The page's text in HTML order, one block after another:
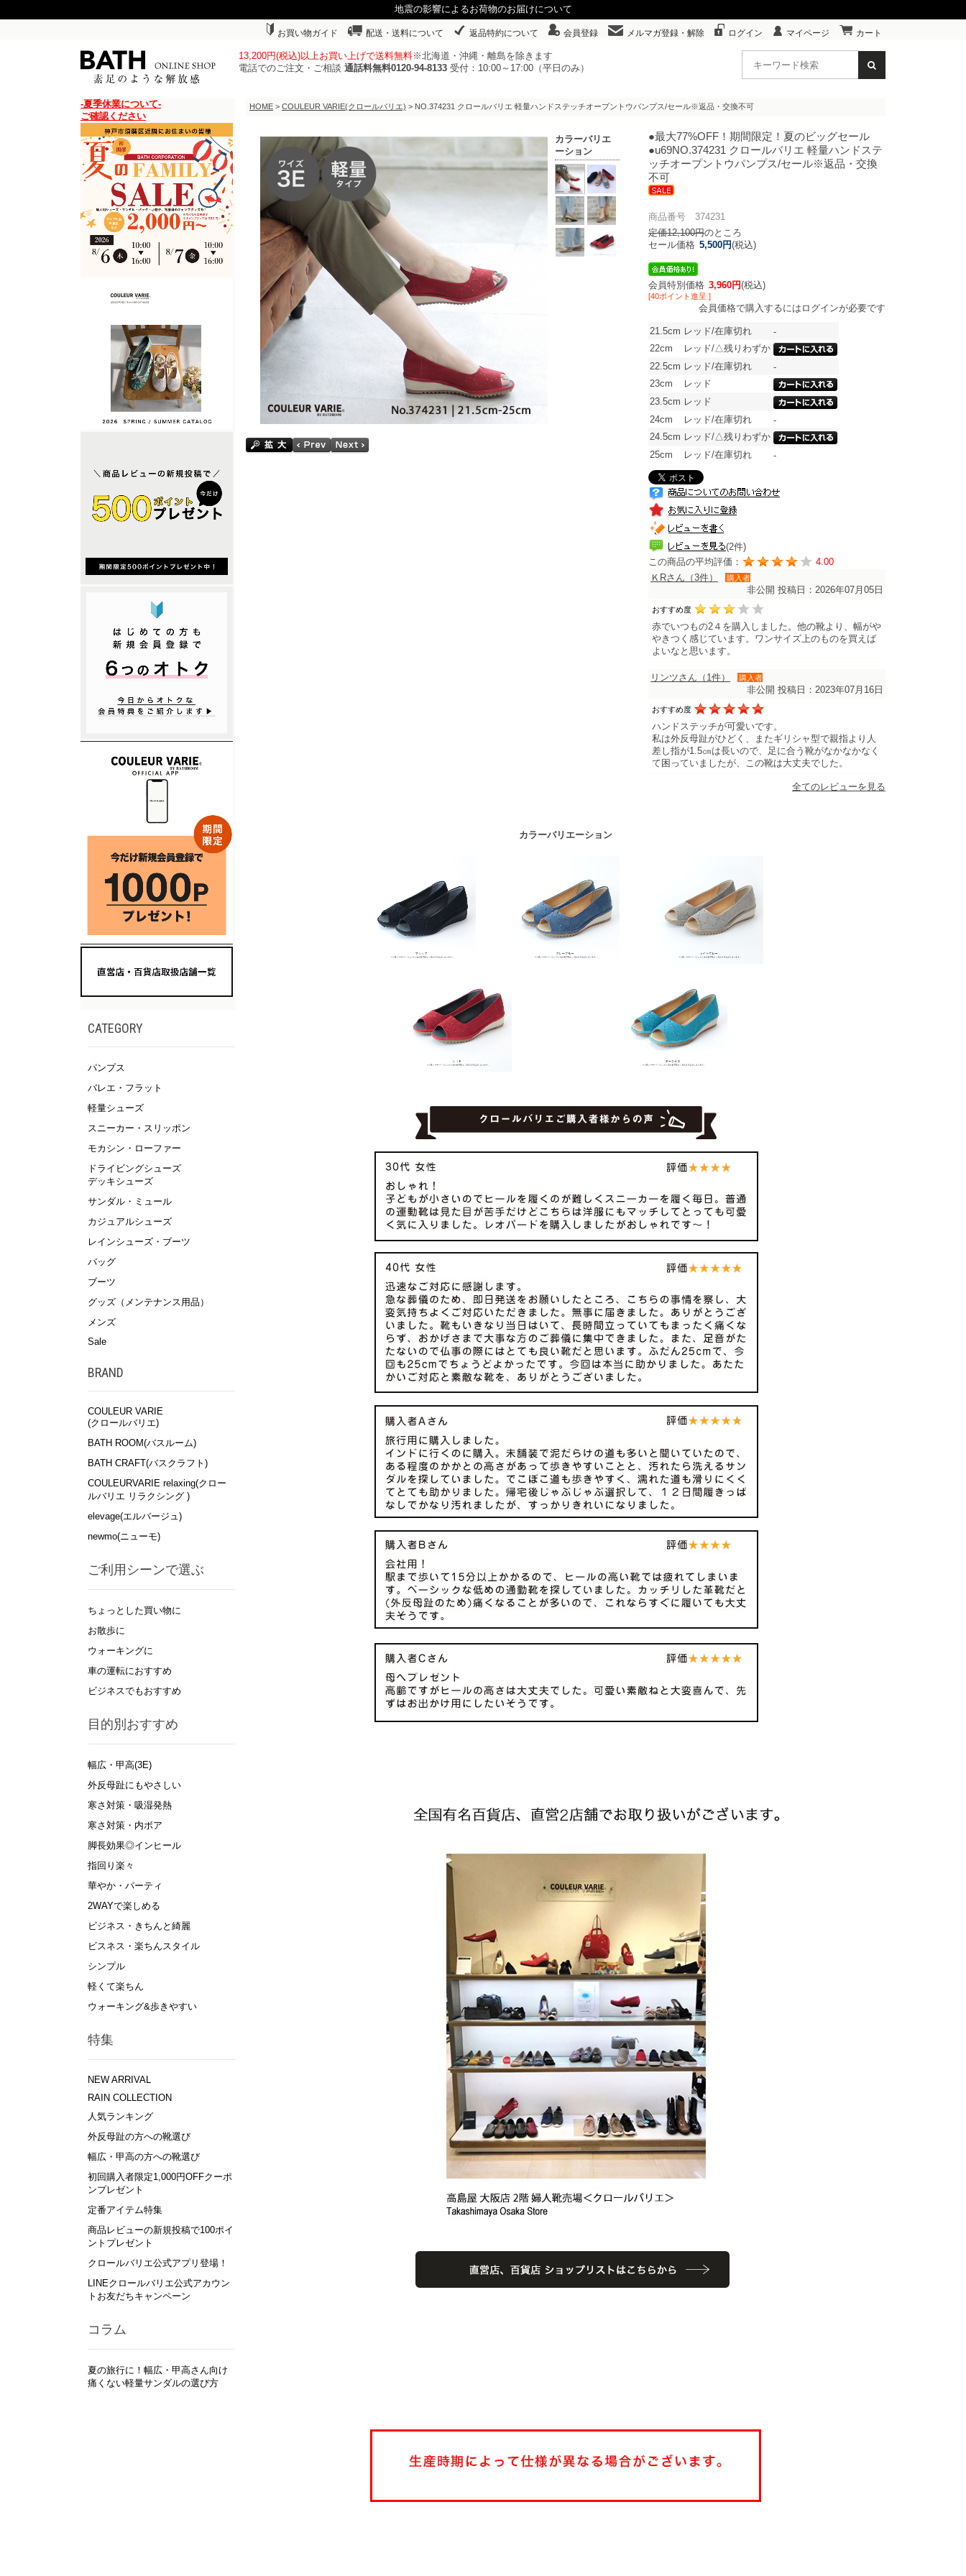
地震の影響によるお荷物のお届けについて
お買い物ガイド 配送・送料について 返品特約について 会員登録 メルマガ登録・解除 ログイン マイページ カート
13,200円(税込)以上お買い上げで送料無料※北海道・沖縄・離島を除きます
電話でのご注文・ご相談 通話料無料0120-94-8133 受付：10:00～17:00（平日のみ）
-夏季休業について-
ご確認ください
CATEGORY
パンプス
バレエ・フラット
軽量シューズ
スニーカー・スリッポン
モカシン・ローファー
ドライビングシューズ
デッキシューズ
サンダル・ミュール
カジュアルシューズ
レインシューズ・ブーツ
バッグ
ブーツ
グッズ（メンテナンス用品）
メンズ
Sale
BRAND
COULEUR VARIE
(クロールバリエ)
BATH ROOM(バスルーム)
BATH CRAFT(バスクラフト)
COULEURVARIE relaxing(クロー
ルバリエ リラクシング )
elevage(エルバージュ)
newmo(ニューモ)
ご利用シーンで選ぶ
ちょっとした買い物に
お散歩に
ウォーキングに
車の運転におすすめ
ビジネスでもおすすめ
目的別おすすめ
幅広・甲高(3E)
外反母趾にもやさしい
寒さ対策・吸湿発熱
寒さ対策・内ボア
脚長効果◎インヒール
指回り楽々
華やか・パーティ
2WAYで楽しめる
ビジネス・きちんと綺麗
ビスネス・楽ちんスタイル
シンプル
軽くて楽ちん
ウォーキング&歩きやすい
特集
NEW ARRIVAL
RAIN COLLECTION
人気ランキング
外反母趾の方への靴選び
幅広・甲高の方への靴選び
初回購入者限定1,000円OFFクーポ
ンプレゼント
定番アイテム特集
商品レビューの新規投稿で100ポイ
ントプレゼント
クロールバリエ公式アプリ登場！
LINEクロールバリエ公式アカウン
トお友だちキャンペーン
コラム
夏の旅行に！幅広・甲高さん向け
痛くない軽量サンダルの選び方
HOME > COULEUR VARIE(クロールバリエ) > NO.374231 クロールバリエ 軽量ハンドステッチオープントウパンプス/セール※返品・交換不可
●最大77%OFF！期間限定！夏のビッグセール
●u69NO.374231 クロールバリエ 軽量ハンドステ
ッチオープントウパンプス/セール※返品・交換
不可
商品番号 374231
定価12,100円のところ
セール価格 5,500円(税込)
会員特別価格 3,960円(税込)
[40ポイント進呈 ]
会員価格で購入するにはログインが必要です
21.5cm レッド/在庫切れ
-
22cm
レッド/△残りわずか
22.5cm レッド/在庫切れ
-
23cm
レッド
23.5cm レッド
24cm
レッド/在庫切れ
-
24.5cm レッド/△残りわずか
25cm
レッド/在庫切れ -
(2件)
この商品の平均評価：
4.00
ＫRさん（3件）
購入者
非公開 投稿日：2026年07月05日
おすすめ度
赤でいつもの2４を購入しました。他の靴より、幅がや
やきつく感じています。ワンサイズ上のものを買えば
よいなと思います。
リンツさん（1件） 購入者
非公開 投稿日：2023年07月16日
おすすめ度
ハンドステッチが可愛いです。
私は外反母趾がひどく、またギリシャ型で親指より人
差し指が1.5㎝は長いので、足に合う靴がなかなかなく
て困っていましたが、この靴は大丈夫でした。
全てのレビューを見る
カラーバリエ
ーション
カラーバリエーション